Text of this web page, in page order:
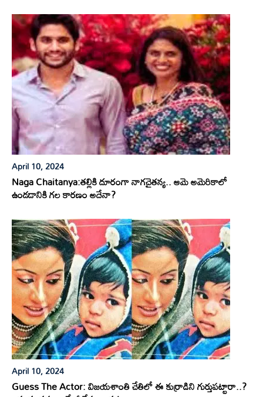
April 10, 2024
Naga Chaitanya:తల్లికి దూరంగా నాగచైతన్య.. ఆమె అమెరికాలో
ఉండడానికి గల కారణం అదేనా?
April 10, 2024
Guess The Actor: విజయశాంతి చేతిలో ఈ కుర్రాడిని గుర్తుపట్టారా..?